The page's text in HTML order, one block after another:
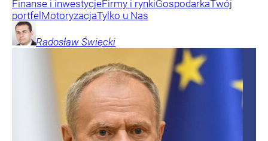
Finanse i inwestycjeFirmy i rynkiGospodarkaTwój
portfel MotoryzacjaTylko u Nas
Radosław Święcki